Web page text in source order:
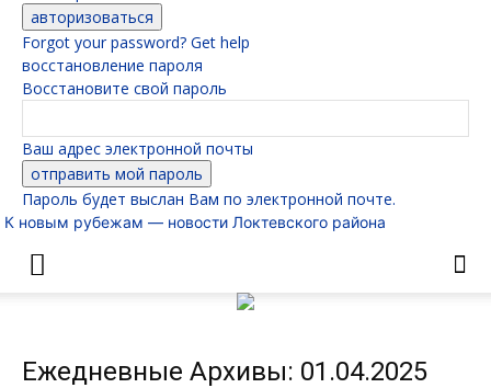
Forgot your password? Get help
восстановление пароля
Восстановите свой пароль
Ваш адрес электронной почты
Пароль будет выслан Вам по электронной почте.
К новым рубежам — новости Локтевского района
Ежедневные Архивы: 01.04.2025